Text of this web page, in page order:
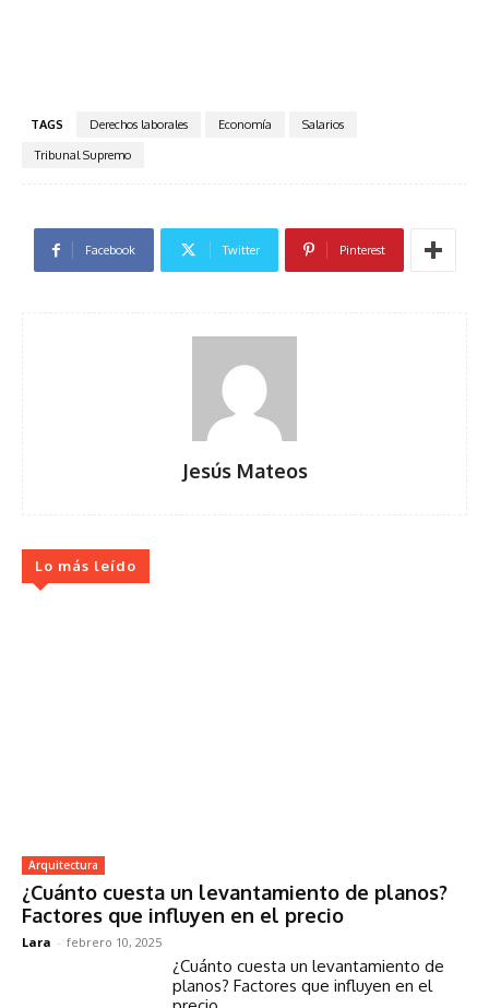
TAGS Derechos laborales Economía
Salarios
Tribunal Supremo
Facebook Twitter Pinterest
Jesús Mateos
Lo más leído
Arquitectura
¿Cuánto cuesta un levantamiento de planos?
Factores que influyen en el precio
Lara - febrero 10, 2025
¿Cuánto cuesta un levantamiento de
planos? Factores que influyen en el